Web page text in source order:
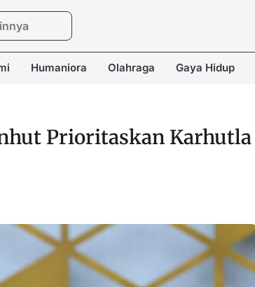
Humaniora Olahraga Gaya Hidup
Prioritaskan Karhutla